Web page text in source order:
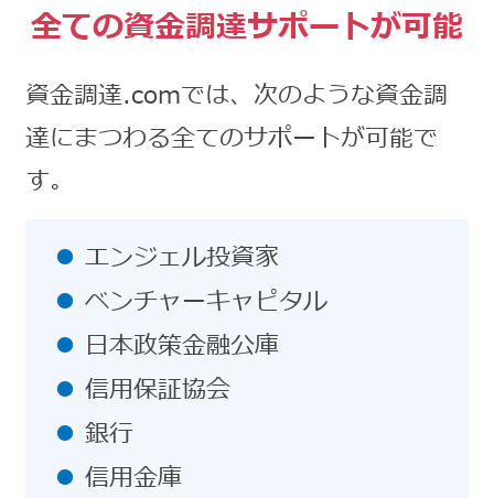
全ての資金調達サポートが可能
資金調達.comでは、次のような資金調
達にまつわる全てのサポートが可能で
す。
エンジェル投資家
ベンチャーキャピタル
日本政策金融公庫
信用保証協会
銀行
信用金庫